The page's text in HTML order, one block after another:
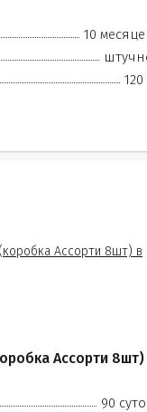
10
120
Ассорти 8шт)
90